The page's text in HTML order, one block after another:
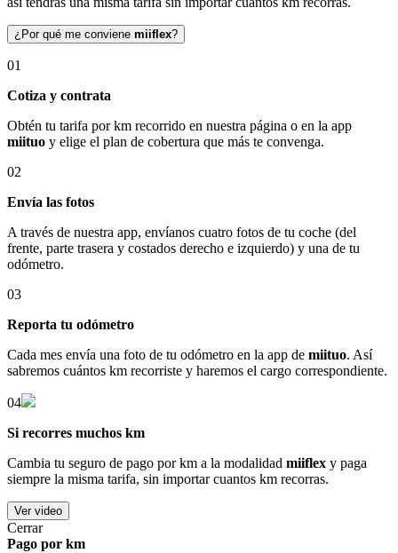
¿Por qué me conviene miiflex?
01
Cotiza y contrata
Obtén tu tarifa por km recorrido en nuestra página o en la app
miituo y elige el plan de cobertura que más te convenga.
02
Envía las fotos
A través de nuestra app, envíanos cuatro fotos de tu coche (del
frente, parte trasera y costados derecho e izquierdo) y una de tu
odómetro.
03
Reporta tu odómetro
Cada mes envía una foto de tu odómetro en la app de miituo. Así
sabremos cuántos km recorriste y haremos el cargo correspondiente.
04
Si recorres muchos km
Cambia tu seguro de pago por km a la modalidad miiflex y paga
siempre la misma tarifa, sin importar cuantos km recorras.
Ver video
Cerrar
Pago por km